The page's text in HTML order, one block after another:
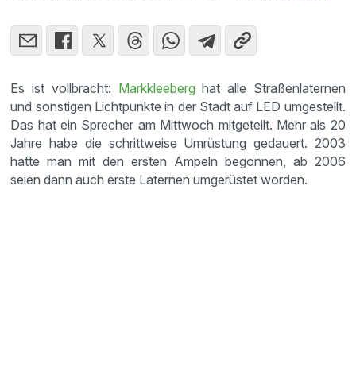
Es ist vollbracht: Markkleeberg hat alle Straßenlaternen
und sonstigen Lichtpunkte in der Stadt auf LED umgestellt.
Das hat ein Sprecher am Mittwoch mitgeteilt. Mehr als 20
Jahre habe die schrittweise Umrüstung gedauert. 2003
hatte man mit den ersten Ampeln begonnen, ab 2006
seien dann auch erste Laternen umgerüstet worden.